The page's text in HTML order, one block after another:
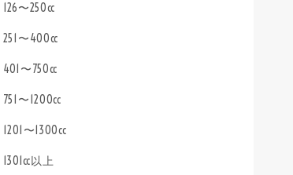
126〜250cc
251〜400cc
401〜750cc
751〜1200cc
1201〜1300cc
1301cc以上